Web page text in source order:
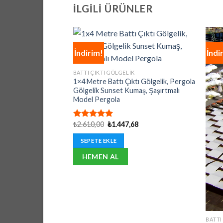
İLGILI ÜRÜNLER
İndirim!
BATTI ÇIKTI GÖLGELIK
1×4 Metre Battı Çıktı Gölgelik, Pergola
Gölgelik Sunset Kumaş, Şaşırtmalı
Model Pergola
5 üzerinden
5.00oy
aldı
₺2.610,00 Orijinal
₺2.610,00.
₺1.447,68Şu
SEPETE EKLE
HEMEN AL
BATTI